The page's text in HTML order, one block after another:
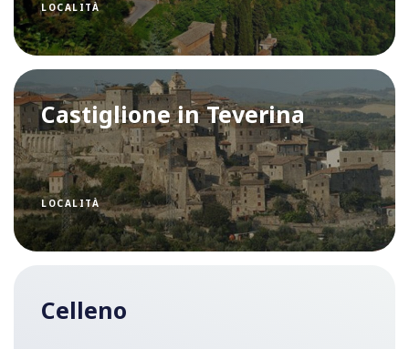
LOCALITÀ
Castiglione in Teverina
LOCALITÀ
Celleno